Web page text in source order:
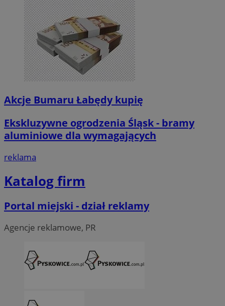
Akcje Bumaru Łabędy kupię
Ekskluzywne ogrodzenia Śląsk - bramy
aluminiowe dla wymagających
reklama
Katalog firm
Portal miejski - dział reklamy
Agencje reklamowe, PR